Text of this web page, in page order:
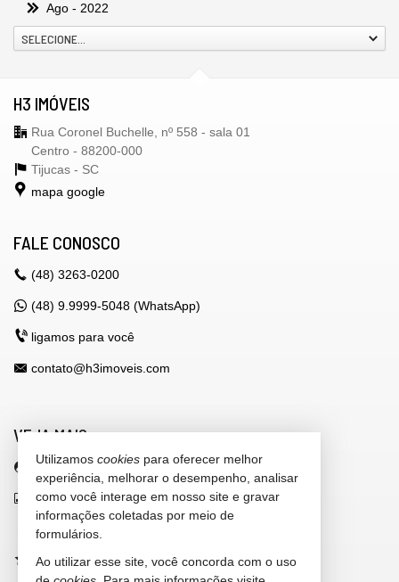
Ago - 2022
SELECIONE...
H3 IMÓVEIS
Rua Coronel Buchelle, nº 558 - sala 01
Centro - 88200-000
Tijucas - SC
mapa google
FALE CONOSCO
(48) 3263-0200
(48) 9.9999-5048 (WhatsApp)
ligamos para você
contato@h3imoveis.com
VEJA MAIS
área do cliente
indicadores financeiros
cadastre seu imóvel
imóveis favoritos
Utilizamos cookies para oferecer melhor
experiência, melhorar o desempenho, analisar
como você interage em nosso site e gravar
informações coletadas por meio de
formulários.
Ao utilizar esse site, você concorda com o uso